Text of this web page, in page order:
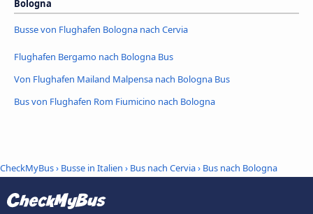
Bologna
Busse von Flughafen Bologna nach Cervia
Flughafen Bergamo nach Bologna Bus
Von Flughafen Mailand Malpensa nach Bologna Bus
Bus von Flughafen Rom Fiumicino nach Bologna
CheckMyBus› Busse in Italien › Bus nach Cervia› Bus nach Bologna